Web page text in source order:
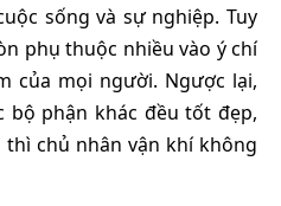
sống và sự nghiệp. Tuy
phụ thuộc nhiều vào ý chí
của mọi người. Ngược lại,
bộ phận khác đều tốt đẹp,
chủ nhân vận khí không